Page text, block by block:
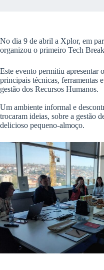
No dia 9 de abril a Xplor, em
organizou o primeiro Tech
Este evento permitiu apresentar
principais técnicas, ferramentas
gestão dos Recursos Humanos.
Um ambiente informal e
trocaram ideias, sobre a gestão
delicioso pequeno-almoço.